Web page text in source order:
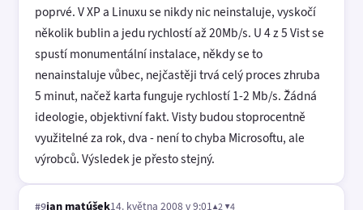
poprvé. V XP a Linuxu se nikdy nic neinstaluje, vyskočí
několik bublin a jedu rychlostí až 20Mb/s. U 4 z 5 Vist se
spustí monumentální instalace, někdy se to
nenainstaluje vůbec, nejčastěji trvá celý proces zhruba
5 minut, načež karta funguje rychlostí 1-2 Mb/s. Žádná
ideologie, objektivní fakt. Visty budou stoprocentně
využitelné za rok, dva - není to chyba Microsoftu, ale
výrobců. Výsledek je přesto stejný.
#9jan matúšek14. května 2008 v 9:01▲2 ▼4